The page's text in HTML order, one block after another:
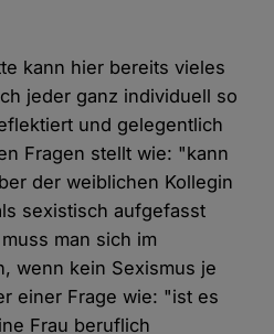
kann hier bereits vieles
jeder ganz individuell so
und gelegentlich
Fragen stellt wie: "kann
der weiblichen Kollegin
sexistisch aufgefasst
man sich im
wenn kein Sexismus je
einer Frage wie: "ist es
Frau beruflich